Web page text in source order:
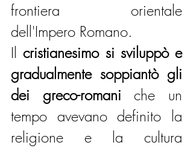
frontiera orientale
dell'Impero Romano.
Il cristianesimo si sviluppò e
gradualmente soppiantò gli
dei greco-romani che un
tempo avevano definito la
religione e la cultura